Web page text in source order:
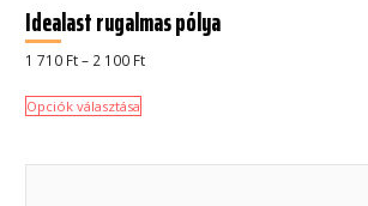
Idealast rugalmas pólya
1 710 Ft – 2 100 FtÁrtartomány:
Opciók választása